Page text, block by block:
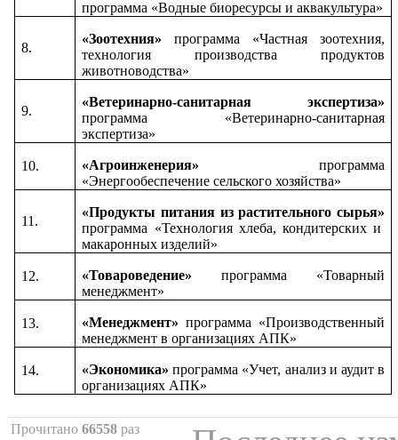
программа «Водные биоресурсы и аквакультура»
8.
«Зоотехния»программа «Частная зоотехния,
технология производства продуктов
животноводства»
9.
«Ветеринарно-санитарная экспертиза»
программа «Ветеринарно-санитарная
экспертиза»
10. «Агроинженерия» программа
«Энергообеспечение сельского хозяйства»
11.
«Продукты питания из растительного сырья»
программа «Технология хлеба, кондитерских и
макаронных изделий»
12. «Товароведение» программа «Товарный
менеджмент»
13. «Менеджмент» программа «Производственный
менеджмент в организациях АПК»
14. «Экономика»программа «Учет, анализ и аудит в
организациях АПК»
Прочитано 66558 раз